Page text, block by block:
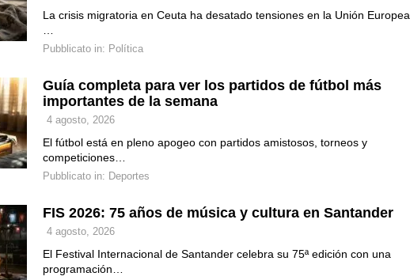
La crisis migratoria en Ceuta ha desatado tensiones en la Unión Europea,
Pubblicato in: Política
Guía completa para ver los partidos de fútbol más
importantes de la semana
4 agosto, 2026
El fútbol está en pleno apogeo con partidos amistosos, torneos y
competiciones…
Pubblicato in: Deportes
FIS 2026: 75 años de música y cultura en Santander
4 agosto, 2026
El Festival Internacional de Santander celebra su 75ª edición con una
programación…